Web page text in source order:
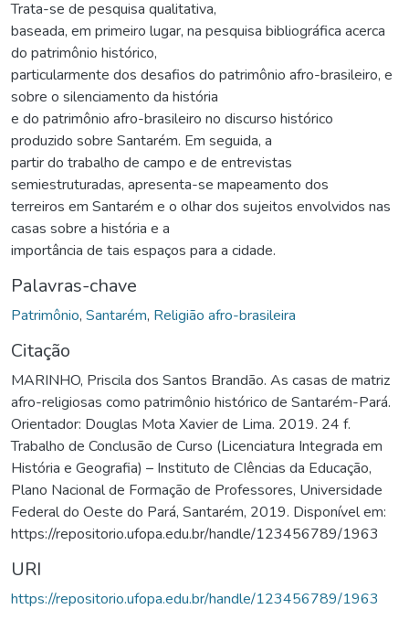
Trata-se de pesquisa qualitativa,
baseada, em primeiro lugar, na pesquisa bibliográfica acerca
do patrimônio histórico,
particularmente dos desafios do patrimônio afro-brasileiro, e
sobre o silenciamento da história
e do patrimônio afro-brasileiro no discurso histórico
produzido sobre Santarém. Em seguida, a
partir do trabalho de campo e de entrevistas
semiestruturadas, apresenta-se mapeamento dos
terreiros em Santarém e o olhar dos sujeitos envolvidos nas
casas sobre a história e a
importância de tais espaços para a cidade.
Palavras-chave
Patrimônio, Santarém, Religião afro-brasileira
Citação
MARINHO, Priscila dos Santos Brandão. As casas de matriz
afro-religiosas como patrimônio histórico de Santarém-Pará.
Orientador: Douglas Mota Xavier de Lima. 2019. 24 f.
Trabalho de Conclusão de Curso (Licenciatura Integrada em
História e Geografia) – Instituto de CIências da Educação,
Plano Nacional de Formação de Professores, Universidade
Federal do Oeste do Pará, Santarém, 2019. Disponível em:
https://repositorio.ufopa.edu.br/handle/123456789/1963
URI
https://repositorio.ufopa.edu.br/handle/123456789/1963